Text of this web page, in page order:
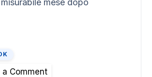
mese dopo
a Comment